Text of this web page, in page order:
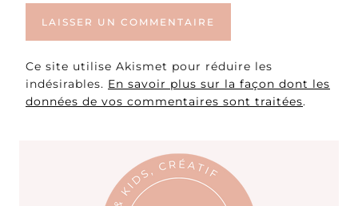
Ce site utilise Akismet pour réduire les
indésirables. En savoir plus sur la façon dont les
données de vos commentaires sont traitées.